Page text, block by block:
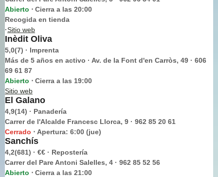
Abierto ⋅ Cierra a las 20:00
Recogida en tienda
·Sitio web
Inèdit Oliva
5,0(7) · Imprenta
Más de 5 años en activo · Av. de la Font d'en Carròs, 49 · 606
69 61 87
Abierto ⋅ Cierra a las 19:00
Sitio web
El Galano
4,9(14) · Panadería
Carrer de l'Alcalde Francesc Llorca, 9 · 962 85 20 61
Cerrado ⋅ Apertura: 6:00 (jue)
Sanchís
4,2(681) · €€ · Repostería
Carrer del Pare Antoni Salelles, 4 · 962 85 52 56
Abierto ⋅ Cierra a las 21:00